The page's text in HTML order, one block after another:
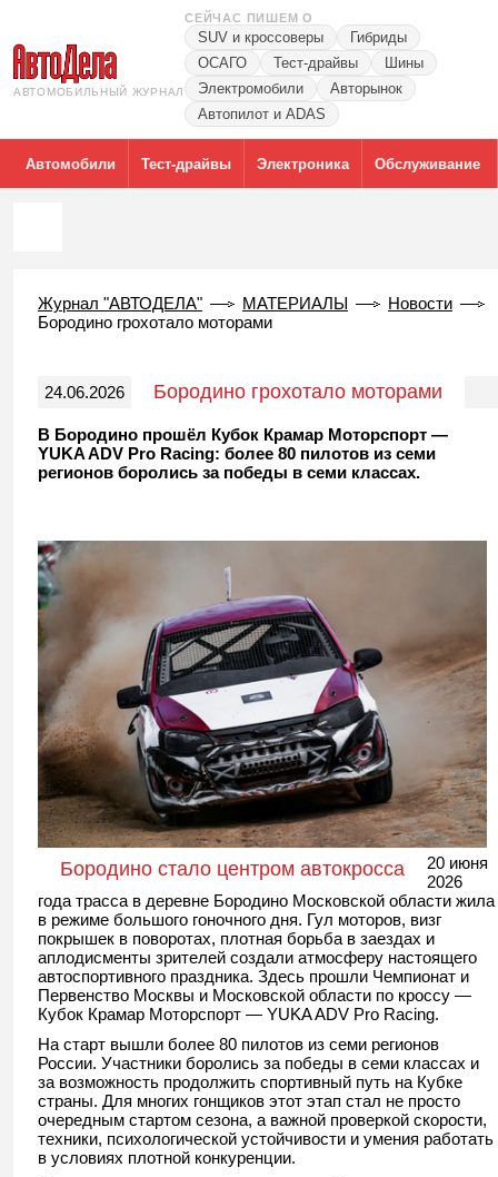
АВТОМОБИЛЬНЫЙ ЖУРНАЛ
СЕЙЧАС ПИШЕМ О
SUV и кроссоверы
Гибриды
ОСАГО
Тест-драйвы
Шины
Электромобили
Авторынок
Автопилот и ADAS
Автомобили Тест-драйвы Электроника Обслуживание
Журнал "АВТОДЕЛА" МАТЕРИАЛЫ
Новости
Бородино грохотало моторами
24.06.2026 Бородино грохотало моторами
В Бородино прошёл Кубок Крамар Моторспорт —
YUKA ADV Pro Racing: более 80 пилотов из семи
регионов боролись за победы в семи классах.
Бородино стало центром автокросса
20 июня
2026
года трасса в деревне Бородино Московской области жила
в режиме большого гоночного дня. Гул моторов, визг
покрышек в поворотах, плотная борьба в заездах и
аплодисменты зрителей создали атмосферу настоящего
автоспортивного праздника. Здесь прошли Чемпионат и
Первенство Москвы и Московской области по кроссу —
Кубок Крамар Моторспорт — YUKA ADV Pro Racing.
На старт вышли более 80 пилотов из семи регионов
России. Участники боролись за победы в семи классах и
за возможность продолжить спортивный путь на Кубке
страны. Для многих гонщиков этот этап стал не просто
очередным стартом сезона, а важной проверкой скорости,
техники, психологической устойчивости и умения работать
в условиях плотной конкуренции.